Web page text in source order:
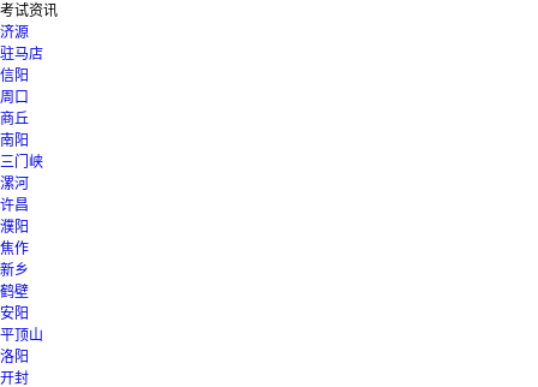
考试资讯
济源
驻马店
信阳
周口
商丘
南阳
三门峡
漯河
许昌
濮阳
焦作
新乡
鹤壁
安阳
平顶山
洛阳
开封